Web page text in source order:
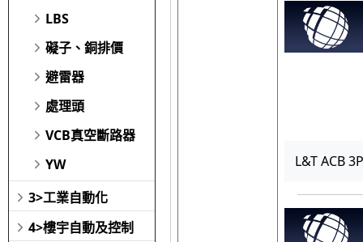
LBS
礙子、銅排價
避雷器
處理頭
VCB真空斷路器
YW
3>工業自動化
4>樓宇自動及控制
L&T ACB